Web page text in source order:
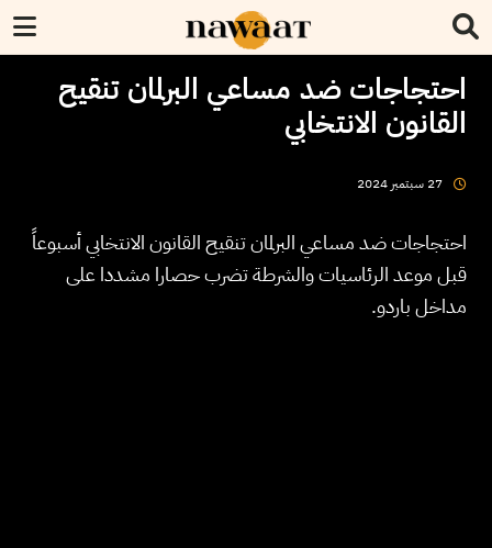
احتجاجات ضد مساعي البرلمان تنقيح
القانون الانتخابي
27 سبتمبر 2024
احتجاجات ضد مساعي البرلمان تنقيح القانون الانتخابي أسبوعاً
قبل موعد الرئاسيات والشرطة تضرب حصارا مشددا على
مداخل باردو.